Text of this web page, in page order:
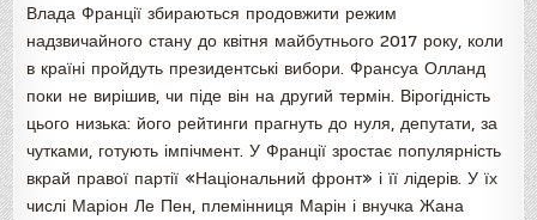
Влада Франції збираються продовжити режим
надзвичайного стану до квітня майбутнього 2017 року, коли
в країні пройдуть президентські вибори. Франсуа Олланд
поки не вирішив, чи піде він на другий термін. Вірогідність
цього низька: його рейтинги прагнуть до нуля, депутати, за
чутками, готують імпічмент. У Франції зростає популярність
вкрай правої партії «Національний фронт» і її лідерів. У їх
числі Маріон Ле Пен, племінниця Марін і внучка Жана